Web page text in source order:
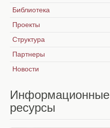
Библиотека
Проекты
Структура
Партнеры
Новости
Информационные
ресурсы